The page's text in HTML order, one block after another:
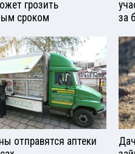
грозить
сроком
за
отправятся аптеки